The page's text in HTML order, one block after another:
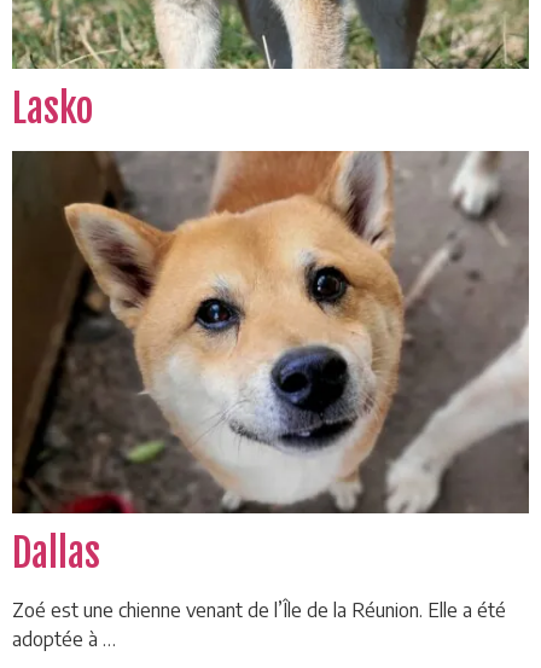
Lasko
Dallas
Zoé est une chienne venant de l’Île de la Réunion. Elle a été
adoptée à …